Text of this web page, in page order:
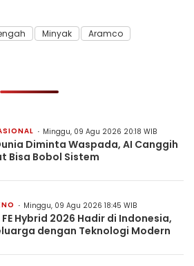
Minyak
Aramco
Minggu, 09 Agu 2026 20:18 WIB
Diminta Waspada, AI Canggih
Bisa Bobol Sistem
Minggu, 09 Agu 2026 18:45 WIB
FE Hybrid 2026 Hadir di Indonesia,
dengan Teknologi Modern